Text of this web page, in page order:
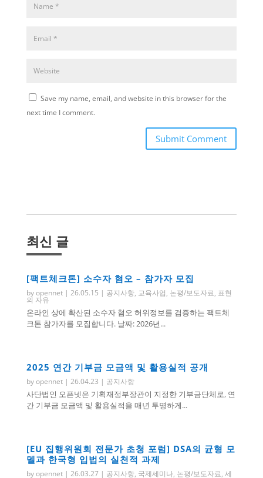
Save my name, email, and website in this browser for the
next time I comment.
Submit Comment
최신 글
[팩트체크톤] 소수자 혐오 – 참가자 모집
byopennet| 26.05.15 | 공지사항, 교육사업, 논평/보도자료, 표현
의 자유
온라인 상에 확산된 소수자 혐오 허위정보를 검증하는 팩트체
크톤 참가자를 모집합니다. 날짜: 2026년...
2025 연간 기부금 모금액 및 활용실적 공개
byopennet| 26.04.23 | 공지사항
사단법인 오픈넷은 기획재정부장관이 지정한 기부금단체로, 연
간 기부금 모금액 및 활용실적을 매년 투명하게...
[EU 집행위원회 전문가 초청 포럼] DSA의 균형 모
델과 한국형 입법의 실천적 과제
byopennet| 26.03.27| 공지사항, 국제세미나, 논평/보도자료, 세